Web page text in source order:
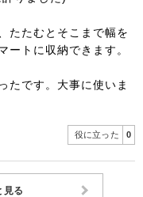
たたむとそこまで幅を
ートに収納できます。
たです。大事に使いま
役に立った 0
見る